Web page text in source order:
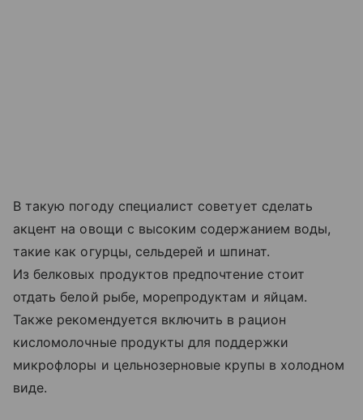
В такую погоду специалист советует сделать
акцент на овощи с высоким содержанием воды,
такие как огурцы, сельдерей и шпинат.
Из белковых продуктов предпочтение стоит
отдать белой рыбе, морепродуктам и яйцам.
Также рекомендуется включить в рацион
кисломолочные продукты для поддержки
микрофлоры и цельнозерновые крупы в холодном
виде.